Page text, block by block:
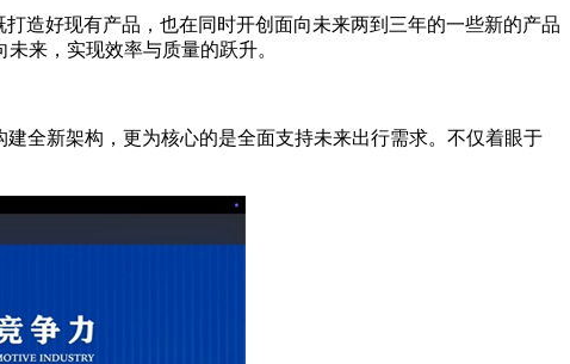
好现有产品，也在同时开创面向未来两到三年的一些新的产品
来，实现效率与质量的跃升。
全新架构，更为核心的是全面支持未来出行需求。不仅着眼于